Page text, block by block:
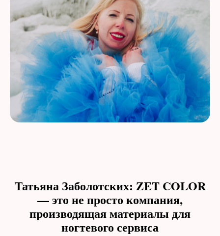
Татьяна Заболотских: ZET COLOR
— это не просто компания,
производящая материалы для
ногтевого сервиса